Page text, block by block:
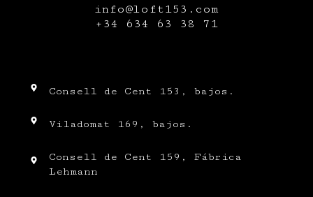
info@loft153.com
+34 634 63 38 71
Consell de Cent 153, bajos.
Viladomat 169, bajos.
Consell de Cent 159, Fábrica
Lehmann